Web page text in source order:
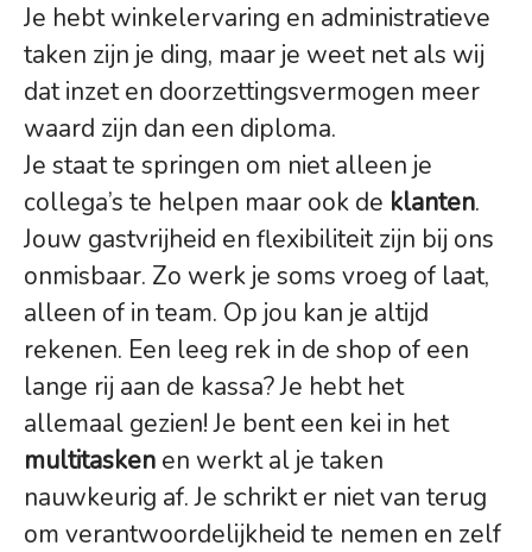
Je hebt winkelervaring en administratieve
taken zijn je ding, maar je weet net als wij
dat inzet en doorzettingsvermogen meer
waard zijn dan een diploma.
Je staat te springen om niet alleen je
collega’s te helpen maar ook de klanten.
Jouw gastvrijheid en flexibiliteit zijn bij ons
onmisbaar. Zo werk je soms vroeg of laat,
alleen of in team. Op jou kan je altijd
rekenen. Een leeg rek in de shop of een
lange rij aan de kassa? Je hebt het
allemaal gezien! Je bent een kei in het
multitasken en werkt al je taken
nauwkeurig af. Je schrikt er niet van terug
om verantwoordelijkheid te nemen en zelf